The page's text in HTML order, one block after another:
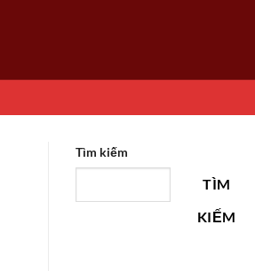
Tìm kiếm
TÌM
KIẾM